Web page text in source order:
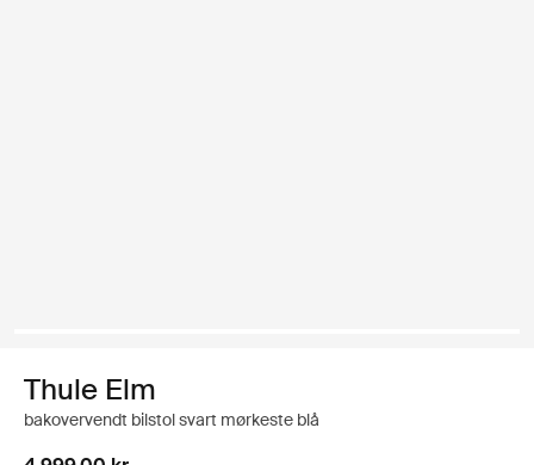
Thule Elm
bakovervendt bilstol svart mørkeste blå